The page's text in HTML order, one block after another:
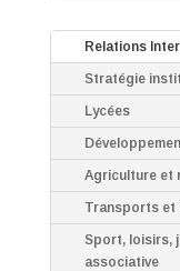
Relations
Stratégie
Lycées
Agriculture et
Transports et
Sport, loisirs,
associative